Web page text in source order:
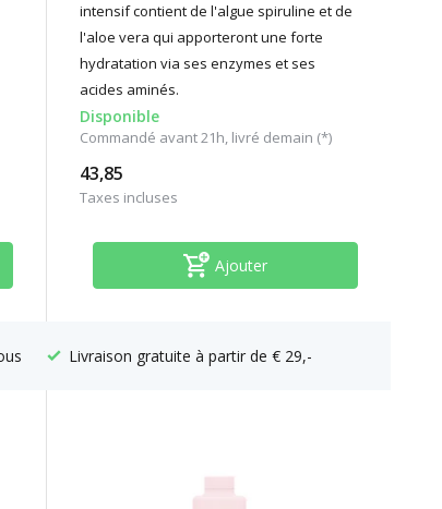
intensif contient de l'algue spiruline et de
l'aloe vera qui apporteront une forte
hydratation via ses enzymes et ses
acides aminés.
Disponible
Commandé avant 21h, livré demain (*)
43,85
Taxes incluses
Ajouter
Livraison gratuite à partir de € 29,-